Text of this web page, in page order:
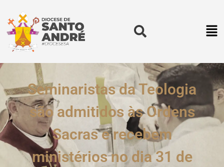
Seminaristas da Teologia
são admitidos às Ordens
Sacras e recebem
ministérios no dia 31 de